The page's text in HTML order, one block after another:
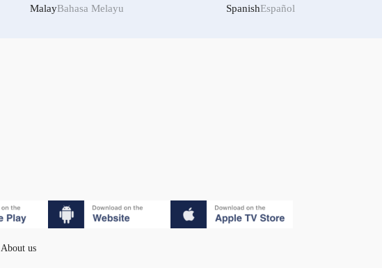
MalayBahasa Melayu SpanishEspañol
About us